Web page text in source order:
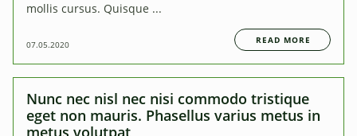
mollis cursus. Quisque ...
07.05.2020 READ MORE
Nunc nec nisl nec nisi commodo tristique
eget non mauris. Phasellus varius metus in
metus volutpat